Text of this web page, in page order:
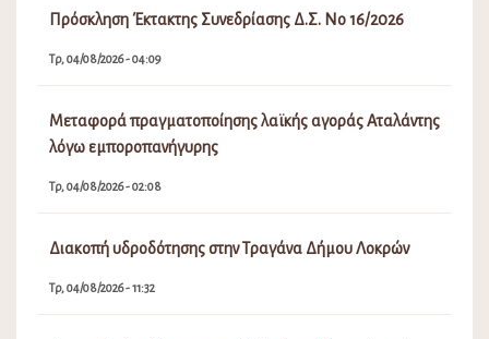
Πρόσκληση Έκτακτης Συνεδρίασης Δ.Σ. Νο 16/2026
Τρ, 04/08/2026 - 04:09
Μεταφορά πραγματοποίησης λαϊκής αγοράς Αταλάντης
λόγω εμποροπανήγυρης
Τρ, 04/08/2026 - 02:08
Διακοπή υδροδότησης στην Τραγάνα Δήμου Λοκρών
Τρ, 04/08/2026 - 11:32